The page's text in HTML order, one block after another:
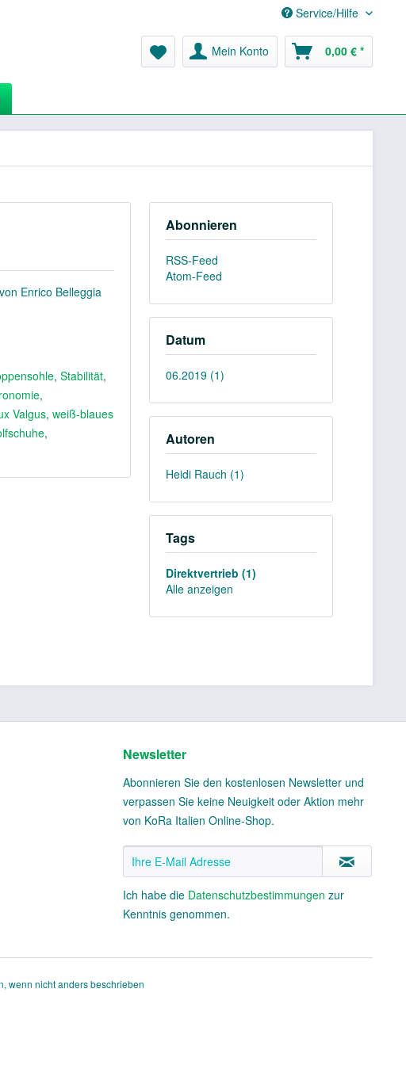
Service/Hilfe
Mein Konto 0,00 € *
Abonnieren
RSS-Feed
Atom-Feed
Datum
06.2019 (1)
Autoren
Heidi Rauch (1)
Tags
Direktvertrieb (1)
Alle anzeigen
Enrico Belleggia
,Stabilität,
,
Valgus,weiß-blaues
,
Newsletter
Abonnieren Sie den kostenlosen Newsletter und
verpassen Sie keine Neuigkeit oder Aktion mehr
von KoRa Italien Online-Shop.
Ich habe die Datenschutzbestimmungen zur
Kenntnis genommen.
wenn nicht anders beschrieben